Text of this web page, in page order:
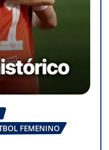
FEMENINO